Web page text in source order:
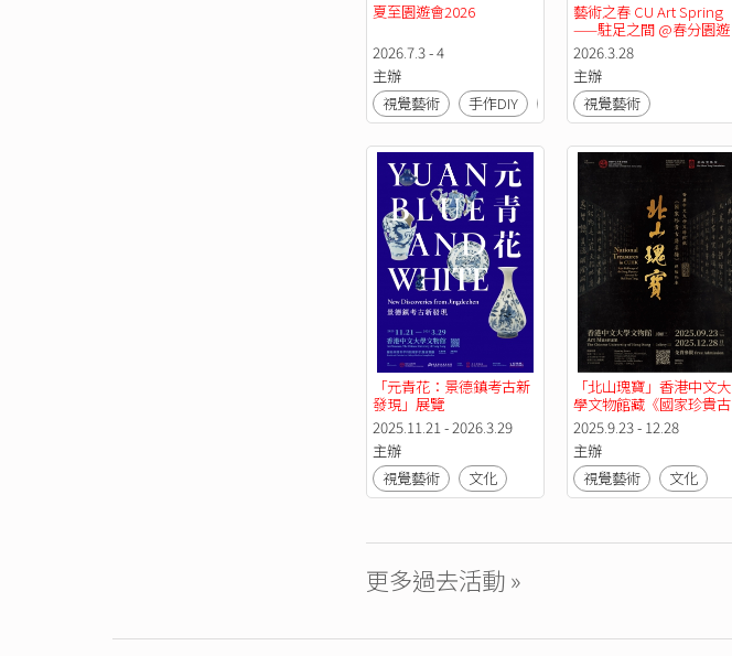
夏至園遊會2026
2026.7.3 - 4
主辦
視覺藝術
手作DIY 文化
藝術之春 CU Art Spring
——駐足之間 @春分園遊
會
2026.3.28
主辦
視覺藝術
「元青花：景德鎮考古新
發現」展覽
2025.11.21 - 2026.3.29
主辦
視覺藝術
文化
「北山瑰寶」香港中文大
學文物館藏《國家珍貴古
籍名錄》碑帖珍本 展覽
2025.9.23 - 12.28
主辦
視覺藝術
文化
更多過去活動 »